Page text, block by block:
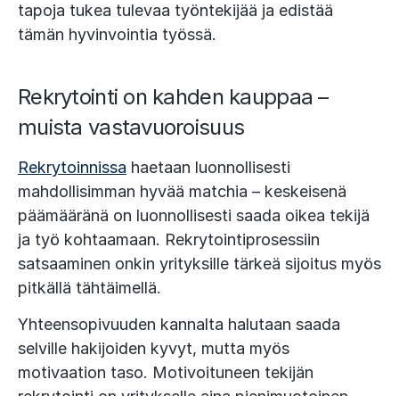
tapoja tukea tulevaa työntekijää ja edistää
tämän hyvinvointia työssä.
Rekrytointi on kahden kauppaa –
muista vastavuoroisuus
Rekrytoinnissa haetaan luonnollisesti
mahdollisimman hyvää matchia – keskeisenä
päämääränä on luonnollisesti saada oikea tekijä
ja työ kohtaamaan. Rekrytointiprosessiin
satsaaminen onkin yrityksille tärkeä sijoitus myös
pitkällä tähtäimellä.
Yhteensopivuuden kannalta halutaan saada
selville hakijoiden kyvyt, mutta myös
motivaation taso. Motivoituneen tekijän